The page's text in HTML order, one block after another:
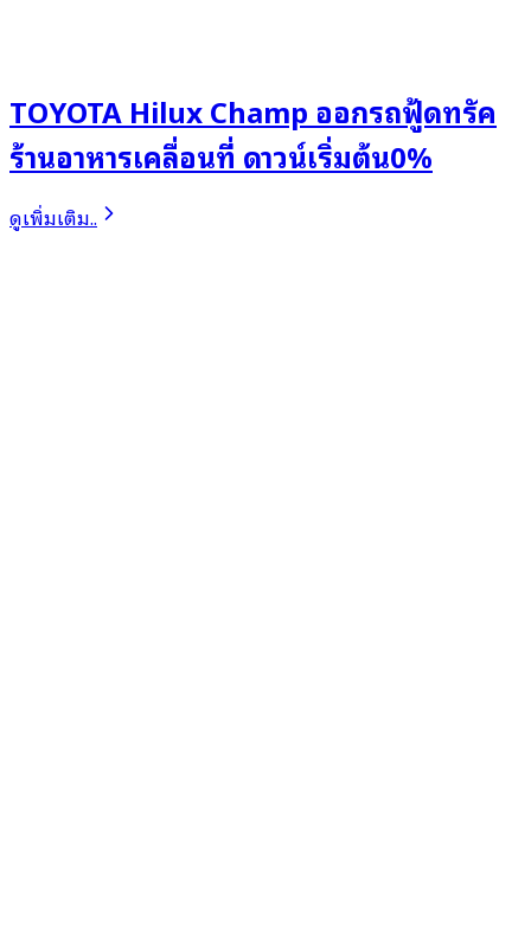
TOYOTA Hilux Champ ออกรถฟู้ดทรัค
ร้านอาหารเคลื่อนที่ ดาวน์เริ่มต้น0%
ดูเพิ่มเติม..